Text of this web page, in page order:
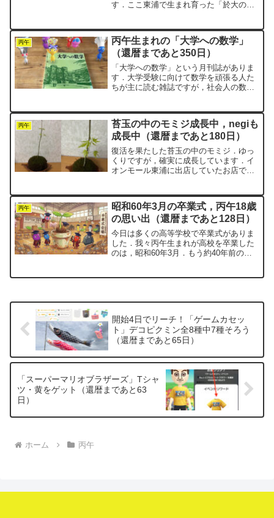
す．ここ東浦で生まれ育った「於大の
公園，明徳寺川沿い，そしてイオンモー
ル東浦セントラルコートです...
丙午
丙午生まれの「大学への数学」
（還暦まであと350日）
「大学への数学」という月刊誌がありま
す．大学受験に向けて数学を頑張る人た
ちが主に読む雑誌ですが，社会人の数学
が，1957年創刊のベテラン雑誌です．私
より年上になります．通...
丙午
苔玉の中のモミジ成長中，negiも
成長中（還暦まであと180日）
復活を果たした苔玉の中のモミジ．ゆっ
くりですが，確実に成長しています．イ
オンモール東浦に出店していたお店で買
ろからの復活劇．丙午生まれで59歳の
negiも，「まだまだや...
丙午
昭和60年3月の卒業式，丙午18歳
の思い出（還暦まであと128日）
今日は多くの高等学校で卒業式がありま
した．我々丙午生まれが高校を卒業した
のは，昭和60年3月．もう約40年前のこ
開始4日でリーチ！「ゲームカセッ
ト」デコピクミン全8種中7種そろう
（還暦まであと65日）
「スーパーマリオブラザーズ」Tシャ
ツ・黄をゲット（還暦まであと63
日）
ホーム 丙午